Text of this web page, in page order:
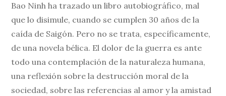
Bao Ninh ha trazado un libro autobiográfico, mal
que lo disimule, cuando se cumplen 30 años de la
caída de Saigón. Pero no se trata, específicamente,
de una novela bélica. El dolor de la guerra es ante
todo una contemplación de la naturaleza humana,
una reflexión sobre la destrucción moral de la
sociedad, sobre las referencias al amor y la amistad